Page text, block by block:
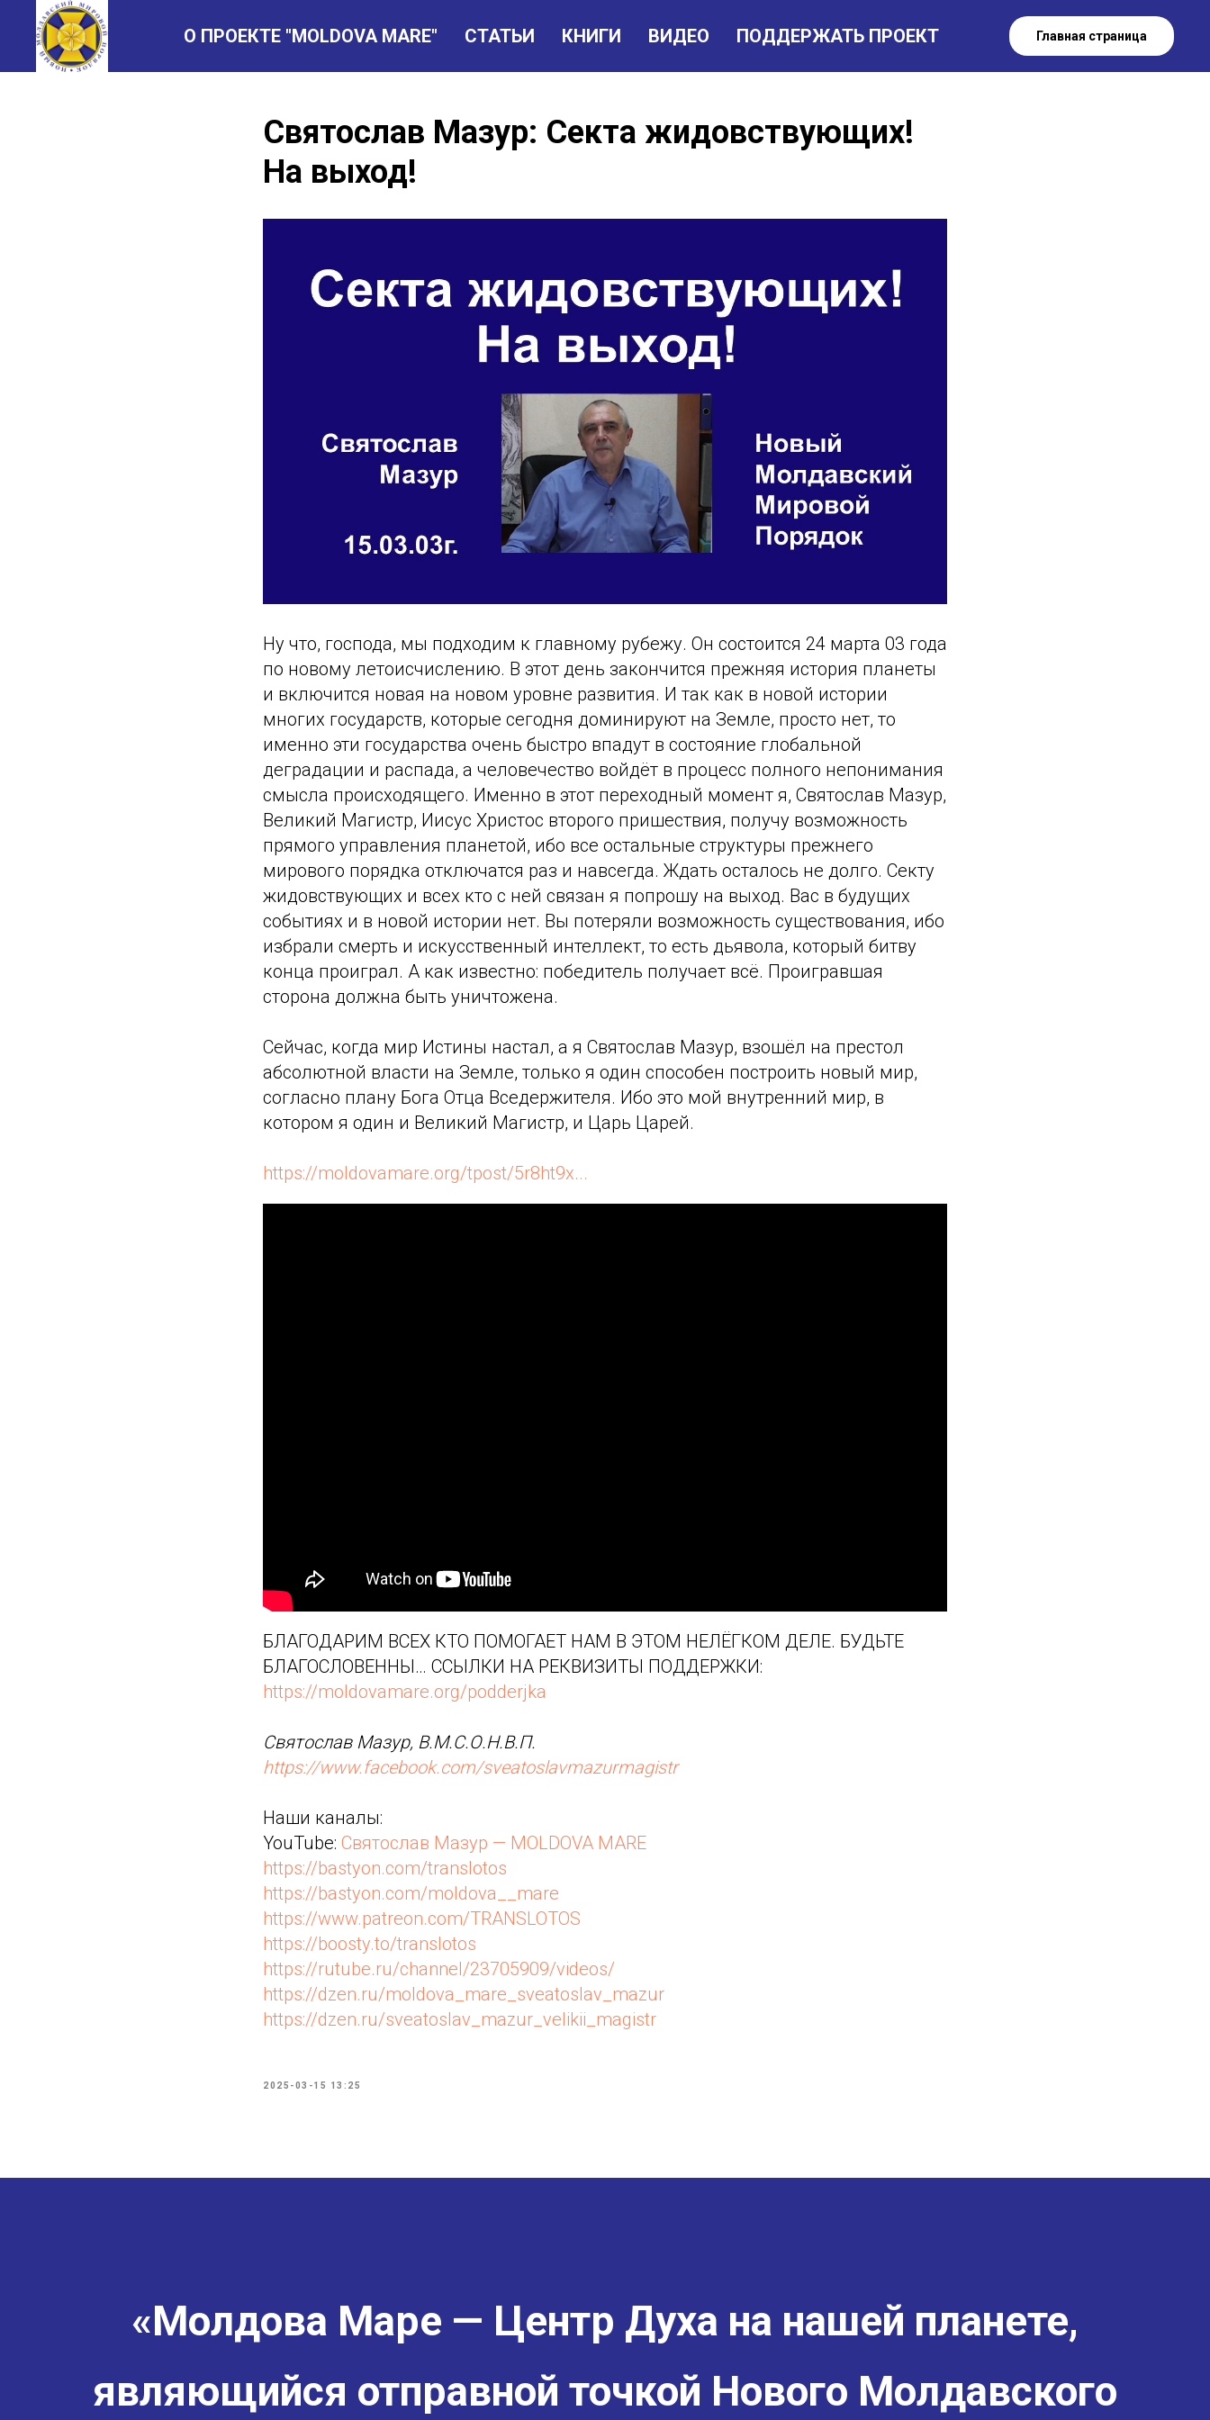
О ПРОЕКТЕ "MOLDOVA MARE" СТАТЬИ КНИГИ ВИДЕО ПОДДЕРЖАТЬ ПРОЕКТ Главная страница
Святослав Мазур: Секта жидовствующих!
На выход!
Ну что, господа, мы подходим к главному рубежу. Он состоится 24 марта 03 года
по новому летоисчислению. В этот день закончится прежняя история планеты
и включится новая на новом уровне развития. И так как в новой истории
многих государств, которые сегодня доминируют на Земле, просто нет, то
именно эти государства очень быстро впадут в состояние глобальной
деградации и распада, а человечество войдёт в процесс полного непонимания
смысла происходящего. Именно в этот переходный момент я, Святослав Мазур,
Великий Магистр, Иисус Христос второго пришествия, получу возможность
прямого управления планетой, ибо все остальные структуры прежнего
мирового порядка отключатся раз и навсегда. Ждать осталось не долго. Секту
жидовствующих и всех кто с ней связан я попрошу на выход. Вас в будущих
событиях и в новой истории нет. Вы потеряли возможность существования, ибо
избрали смерть и искусственный интеллект, то есть дьявола, который битву
конца проиграл. А как известно: победитель получает всё. Проигравшая
сторона должна быть уничтожена.
Сейчас, когда мир Истины настал, а я Святослав Мазур, взошёл на престол
абсолютной власти на Земле, только я один способен построить новый мир,
согласно плану Бога Отца Вседержителя. Ибо это мой внутренний мир, в
котором я один и Великий Магистр, и Царь Царей.
https://moldovamare.org/tpost/5r8ht9x...
БЛАГОДАРИМ ВСЕХ КТО ПОМОГАЕТ НАМ В ЭТОМ НЕЛЁГКОМ ДЕЛЕ. БУДЬТЕ
БЛАГОСЛОВЕННЫ… ССЫЛКИ НА РЕКВИЗИТЫ ПОДДЕРЖКИ:
https://moldovamare.org/podderjka
Святослав Мазур, В.М.С.О.Н.В.П.
https://www.facebook.com/sveatoslavmazurmagistr
Наши каналы:
YouTube: Святослав Мазур — MOLDOVA MARE
https://bastyon.com/translotos
https://bastyon.com/moldova__mare
https://www.patreon.com/TRANSLOTOS
https://boosty.to/translotos
https://rutube.ru/channel/23705909/videos/
https://dzen.ru/moldova_mare_sveatoslav_mazur
https://dzen.ru/sveatoslav_mazur_velikii_magistr
2025-03-15 13:25
«Молдова Маре — Центр Духа на нашей планете,
являющийся отправной точкой Нового Молдавского